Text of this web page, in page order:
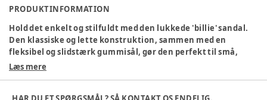
PRODUKTINFORMATION
Hold det enkelt og stilfuldt med den lukkede 'billie' sandal.
Den klassiske og lette konstruktion, sammen med en
fleksibel og slidstærk gummisål, gør den perfekt til små,
eventyrlystne fødder. Den fine læderoverflade sikrer både
Fremstillet af 100% LWG-certificeret læder, støtter disse sko
Læs mere